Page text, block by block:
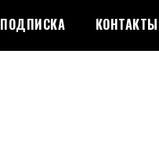
ПОДПИСКА КОНТАКТЫ